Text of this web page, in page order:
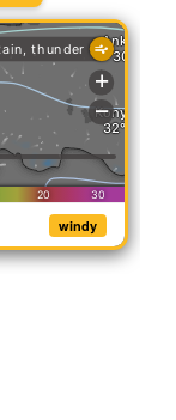
windy